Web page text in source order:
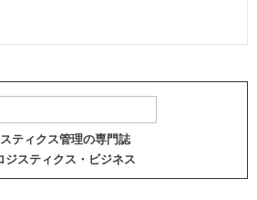
ティクス管理の専門誌
ジスティクス・ビジネス